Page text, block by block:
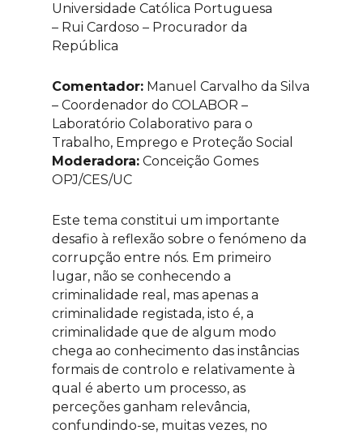
Universidade Católica Portuguesa
– Rui Cardoso – Procurador da
República
Comentador: Manuel Carvalho da Silva
– Coordenador do COLABOR –
Laboratório Colaborativo para o
Trabalho, Emprego e Proteção Social
Moderadora: Conceição Gomes
OPJ/CES/UC
Este tema constitui um importante
desafio à reflexão sobre o fenómeno da
corrupção entre nós. Em primeiro
lugar, não se conhecendo a
criminalidade real, mas apenas a
criminalidade registada, isto é, a
criminalidade que de algum modo
chega ao conhecimento das instâncias
formais de controlo e relativamente à
qual é aberto um processo, as
perceções ganham relevância,
confundindo-se, muitas vezes, no